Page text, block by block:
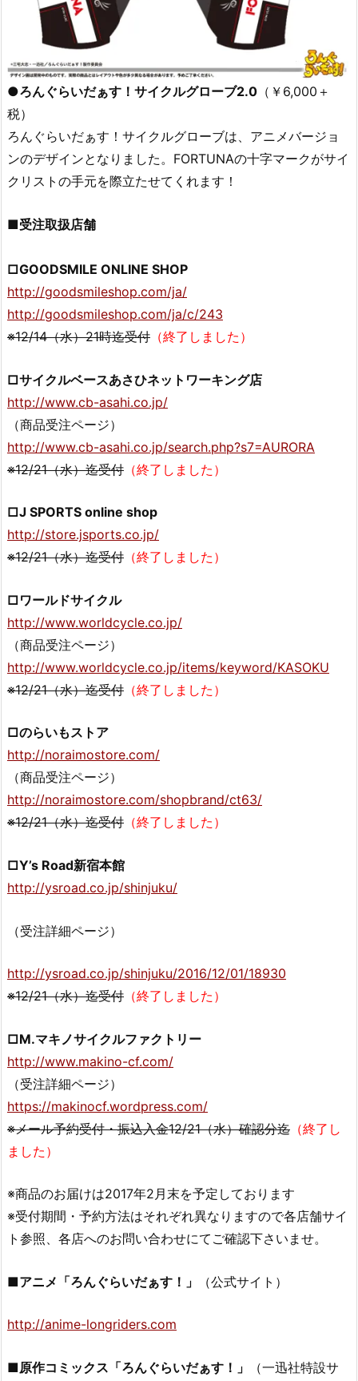
●ろんぐらいだぁす！サイクルグローブ2.0 （￥6,000＋
税）
ろんぐらいだぁす！サイクルグローブは、アニメバージョ
ンのデザインとなりました。FORTUNAの十字マークがサイ
クリストの手元を際立たせてくれます！
■受注取扱店舗
□GOODSMILE ONLINE SHOP
http://goodsmileshop.com/ja/
http://goodsmileshop.com/ja/c/243
※12/14（水）21時迄受付 （終了しました）
□サイクルベースあさひネットワーキング店
http://www.cb-asahi.co.jp/
（商品受注ページ）
http://www.cb-asahi.co.jp/search.php?s7=AURORA
※12/21（水）迄受付 （終了しました）
□J SPORTS online shop
http://store.jsports.co.jp/
※12/21（水）迄受付 （終了しました）
□ワールドサイクル
http://www.worldcycle.co.jp/
（商品受注ページ）
http://www.worldcycle.co.jp/items/keyword/KASOKU
※12/21（水）迄受付 （終了しました）
□のらいもストア
http://noraimostore.com/
（商品受注ページ）
http://noraimostore.com/shopbrand/ct63/
※12/21（水）迄受付 （終了しました）
□Y’s Road新宿本館
http://ysroad.co.jp/shinjuku/
（受注詳細ページ）
http://ysroad.co.jp/shinjuku/2016/12/01/18930
※12/21（水）迄受付 （終了しました）
□M.マキノサイクルファクトリー
http://www.makino-cf.com/
（受注詳細ページ）
https://makinocf.wordpress.com/
※メール予約受付・振込入金12/21（水）確認分迄 （終了し
ました）
※商品のお届けは2017年2月末を予定しております
※受付期間・予約方法はそれぞれ異なりますので各店舗サイ
ト参照、各店へのお問い合わせにてご確認下さいませ。
■アニメ「ろんぐらいだぁす！」 （公式サイト）
http://anime-longriders.com
■原作コミックス「ろんぐらいだぁす！」
（一迅社特設サ